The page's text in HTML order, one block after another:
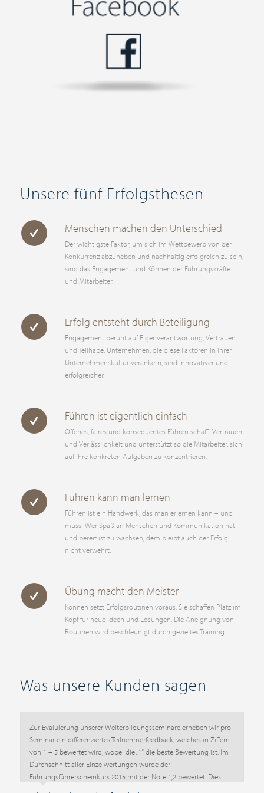
Unsere fünf Erfolgsthesen
Menschen machen den Unterschied
Der wichtigste Faktor, um sich im Wettbewerb von der
Konkurrenz abzuheben und nachhaltig erfolgreich zu sein,
sind das Engagement und Können der Führungskräfte
und Mitarbeiter.
Erfolg entsteht durch Beteiligung
Engagement beruht auf Eigenverantwortung, Vertrauen
und Teilhabe. Unternehmen, die diese Faktoren in ihrer
Unternehmenskultur verankern, sind innovativer und
erfolgreicher.
Führen ist eigentlich einfach
Offenes, faires und konsequentes Führen schafft Vertrauen
und Verlässlichkeit und unterstützt so die Mitarbeiter, sich
auf ihre konkreten Aufgaben zu konzentrieren.
Führen kann man lernen
Führen ist ein Handwerk, das man erlernen kann – und
muss! Wer Spaß an Menschen und Kommunikation hat
und bereit ist zu wachsen, dem bleibt auch der Erfolg
nicht verwehrt.
Übung macht den Meister
Können setzt Erfolgsroutinen voraus. Sie schaffen Platz im
Kopf für neue Ideen und Lösungen. Die Aneignung von
Routinen wird beschleunigt durch gezieltes Training.
Was unsere Kunden sagen
Zur Evaluierung unserer Weiterbildungsseminare erheben wir pro
Seminar ein differenziertes Teilnehmerfeedback, welches in Ziffern
von 1 – 5 bewertet wird, wobei die „1“ die beste Bewertung ist. Im
Durchschnitt aller Einzelwertungen wurde der
Führungsführerscheinkurs 2015 mit der Note 1,2 bewertet. Dies